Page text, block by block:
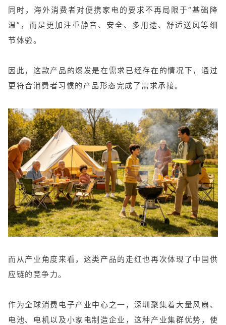
同时，海外消费者对便携家电的要求不再局限于“基础降
温”，而是更加注重静音、安全、多用途、舒适送风等细
节体验。
因此，这款产品的爆发是在需求已经存在的情况下，通过
更符合消费者习惯的产品形态完成了需求承接。
而从产业角度来看，这类产品的走红也再次体现了中国供
应链的竞争力。
作为全球消费电子产业中心之一，深圳聚集着大量风扇、
电池、电机以及小家电制造企业，这种产业集群优势，使